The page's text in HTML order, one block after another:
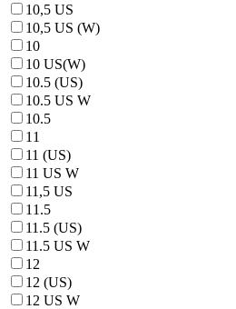
10,5 US
10,5 US (W)
10
10 US(W)
10.5 (US)
10.5 US W
10.5
11
11 (US)
11 US W
11,5 US
11.5
11.5 (US)
11.5 US W
12
12 (US)
12 US W